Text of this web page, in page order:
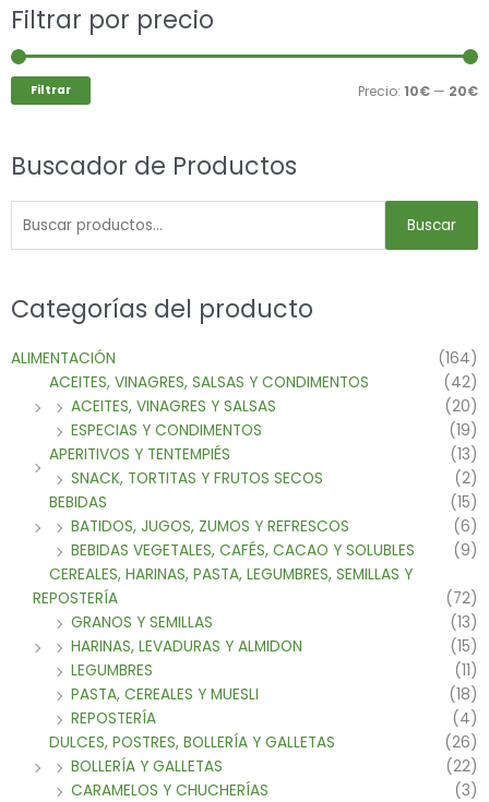
Filtrar por precio
Filtrar Precio: 10€ — 20€
Buscador de Productos
Buscar
Buscar
Categorías del producto
ALIMENTACIÓN
(164)
ACEITES, VINAGRES, SALSAS Y CONDIMENTOS
(42)
ACEITES, VINAGRES Y SALSAS
(20)
ESPECIAS Y CONDIMENTOS
(19)
APERITIVOS Y TENTEMPIÉS
(13)
SNACK, TORTITAS Y FRUTOS SECOS
(2)
BEBIDAS
(15)
BATIDOS, JUGOS, ZUMOS Y REFRESCOS
(6)
BEBIDAS VEGETALES, CAFÉS, CACAO Y SOLUBLES
(9)
CEREALES, HARINAS, PASTA, LEGUMBRES, SEMILLAS Y
REPOSTERÍA
(72)
GRANOS Y SEMILLAS
(13)
HARINAS, LEVADURAS Y ALMIDON
(15)
LEGUMBRES
(11)
PASTA, CEREALES Y MUESLI
(18)
REPOSTERÍA
(4)
DULCES, POSTRES, BOLLERÍA Y GALLETAS
(26)
BOLLERÍA Y GALLETAS
(22)
CARAMELOS Y CHUCHERÍAS
(3)